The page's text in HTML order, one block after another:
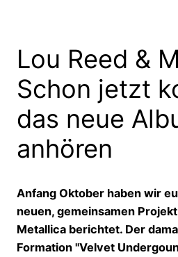
Lou Reed &
Schon jetzt
das neue
anhören
Anfang Oktober haben wir
neuen, gemeinsamen
Metallica berichtet. Der
Formation "Velvet